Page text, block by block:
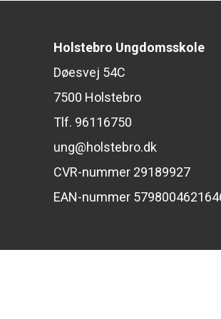
Holstebro Ungdomsskole
Døesvej 54C
7500 Holstebro
Tlf. 96116750
ung@holstebro.dk
CVR-nummer 29189927
EAN-nummer